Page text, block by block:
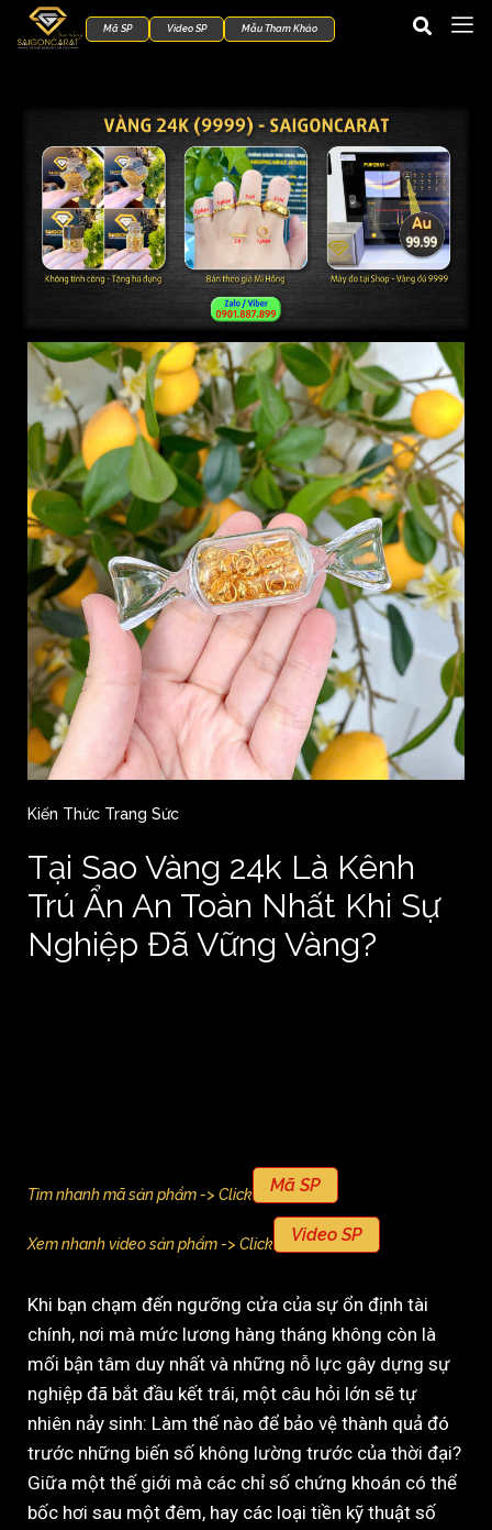
Mã SP Video SP Mẫu Tham Khảo
Kiến Thức Trang Sức
Tại Sao Vàng 24k Là Kênh
Trú Ẩn An Toàn Nhất Khi Sự
Nghiệp Đã Vững Vàng?
Tìm nhanh mã sản phẩm -> Click Mã SP
Xem nhanh video sản phẩm -> Click Video SP
Khi bạn chạm đến ngưỡng cửa của sự ổn định tài
chính, nơi mà mức lương hàng tháng không còn là
mối bận tâm duy nhất và những nỗ lực gây dựng sự
nghiệp đã bắt đầu kết trái, một câu hỏi lớn sẽ tự
nhiên nảy sinh: Làm thế nào để bảo vệ thành quả đó
trước những biến số không lường trước của thời đại?
Giữa một thế giới mà các chỉ số chứng khoán có thể
bốc hơi sau một đêm, hay các loại tiền kỹ thuật số